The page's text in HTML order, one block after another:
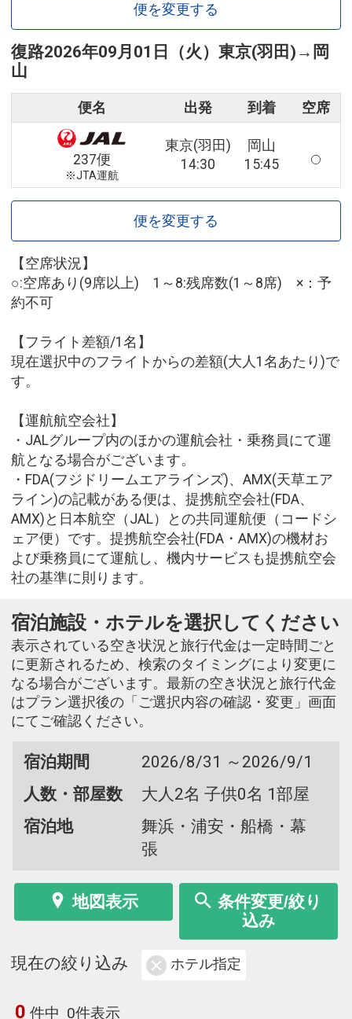
便を変更する
復路2026年09月01日（火） 東京(羽田) → 岡
山
便名 出発 到着 空席
237便
※JTA運航
東京(羽田)
14:30
岡山
15:45
便を変更する
【空席状況】
○:空席あり(9席以上) 1～8:残席数(1～8席) ×：予
約不可
【フライト差額/1名】
現在選択中のフライトからの差額(大人1名あたり)で
す。
【運航航空会社】
・JALグループ内のほかの運航会社・乗務員にて運
航となる場合がございます。
・FDA(フジドリームエアラインズ)、AMX(天草エア
ライン)の記載がある便は、提携航空会社(FDA、
AMX)と日本航空（JAL）との共同運航便（コードシ
ェア便）です。提携航空会社(FDA・AMX)の機材お
よび乗務員にて運航し、機内サービスも提携航空会
社の基準に則ります。
宿泊施設・ホテルを選択してください
表示されている空き状況と旅行代金は一定時間ごと
に更新されるため、検索のタイミングにより変更に
なる場合がございます。最新の空き状況と旅行代金
はプラン選択後の「ご選択内容の確認・変更」画面
にてご確認ください。
宿泊期間
2026/8/31 ～2026/9/1
人数・部屋数
大人2名 子供0名 1部屋
宿泊地
舞浜・浦安・船橋・幕
張
地図表示
条件変更/絞り
込み
現在の絞り込み ホテル指定
0 件中 0件表示